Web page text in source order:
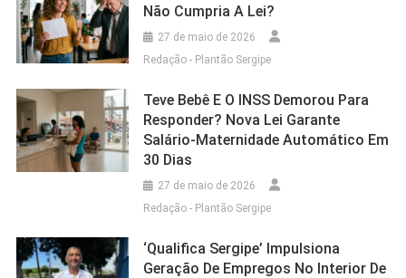
Não Cumpria A Lei?
27 de maio de 2026
Redação - Plantão Sergipe
Teve Bebê E O INSS Demorou Para
Responder? Nova Lei Garante
Salário-Maternidade Automático Em
30 Dias
27 de maio de 2026
Redação - Plantão Sergipe
‘Qualifica Sergipe’ Impulsiona
Geração De Empregos No Interior De